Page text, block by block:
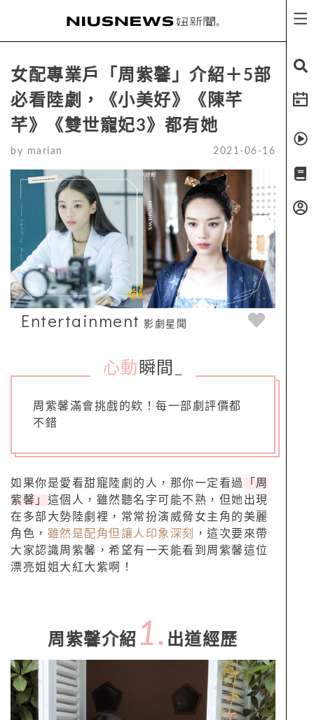
女配專業戶「周紫馨」介紹＋5部
必看陸劇，《小美好》《陳芊
芊》《雙世寵妃3》都有她
by marian 2021-06-16
Entertainment 影劇星聞
心動 瞬間
周紫馨滿會挑戲的欸！每一部劇評價都
不錯
如果你是愛看甜寵陸劇的人，那你一定看過
「周
紫馨」 這個人，雖然聽名字可能不熟，但她出現
在多部大勢陸劇裡，常常扮演威脅女主角的美麗
角色， 雖然是配角但讓人印象深刻
，這次要來帶
大家認識周紫馨，希望有一天能看到周紫馨這位
漂亮姐姐大紅大紫啊！
周紫馨介紹 1. 出道經歷